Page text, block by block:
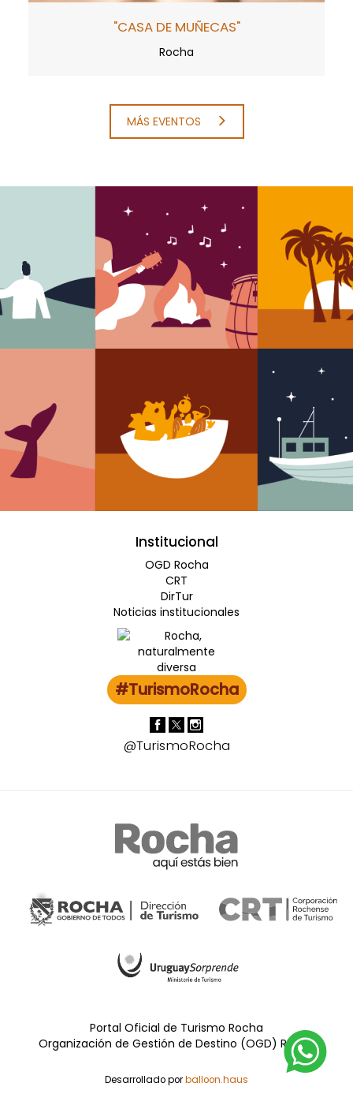
"CASA DE MUÑECAS"
Rocha
MÁS EVENTOS
Institucional
OGD Rocha
CRT
DirTur
Noticias institucionales
#TurismoRocha
@TurismoRocha
Portal Oficial de Turismo Rocha
Organización de Gestión de Destino (OGD) Rocha
Desarrollado porballoon.haus